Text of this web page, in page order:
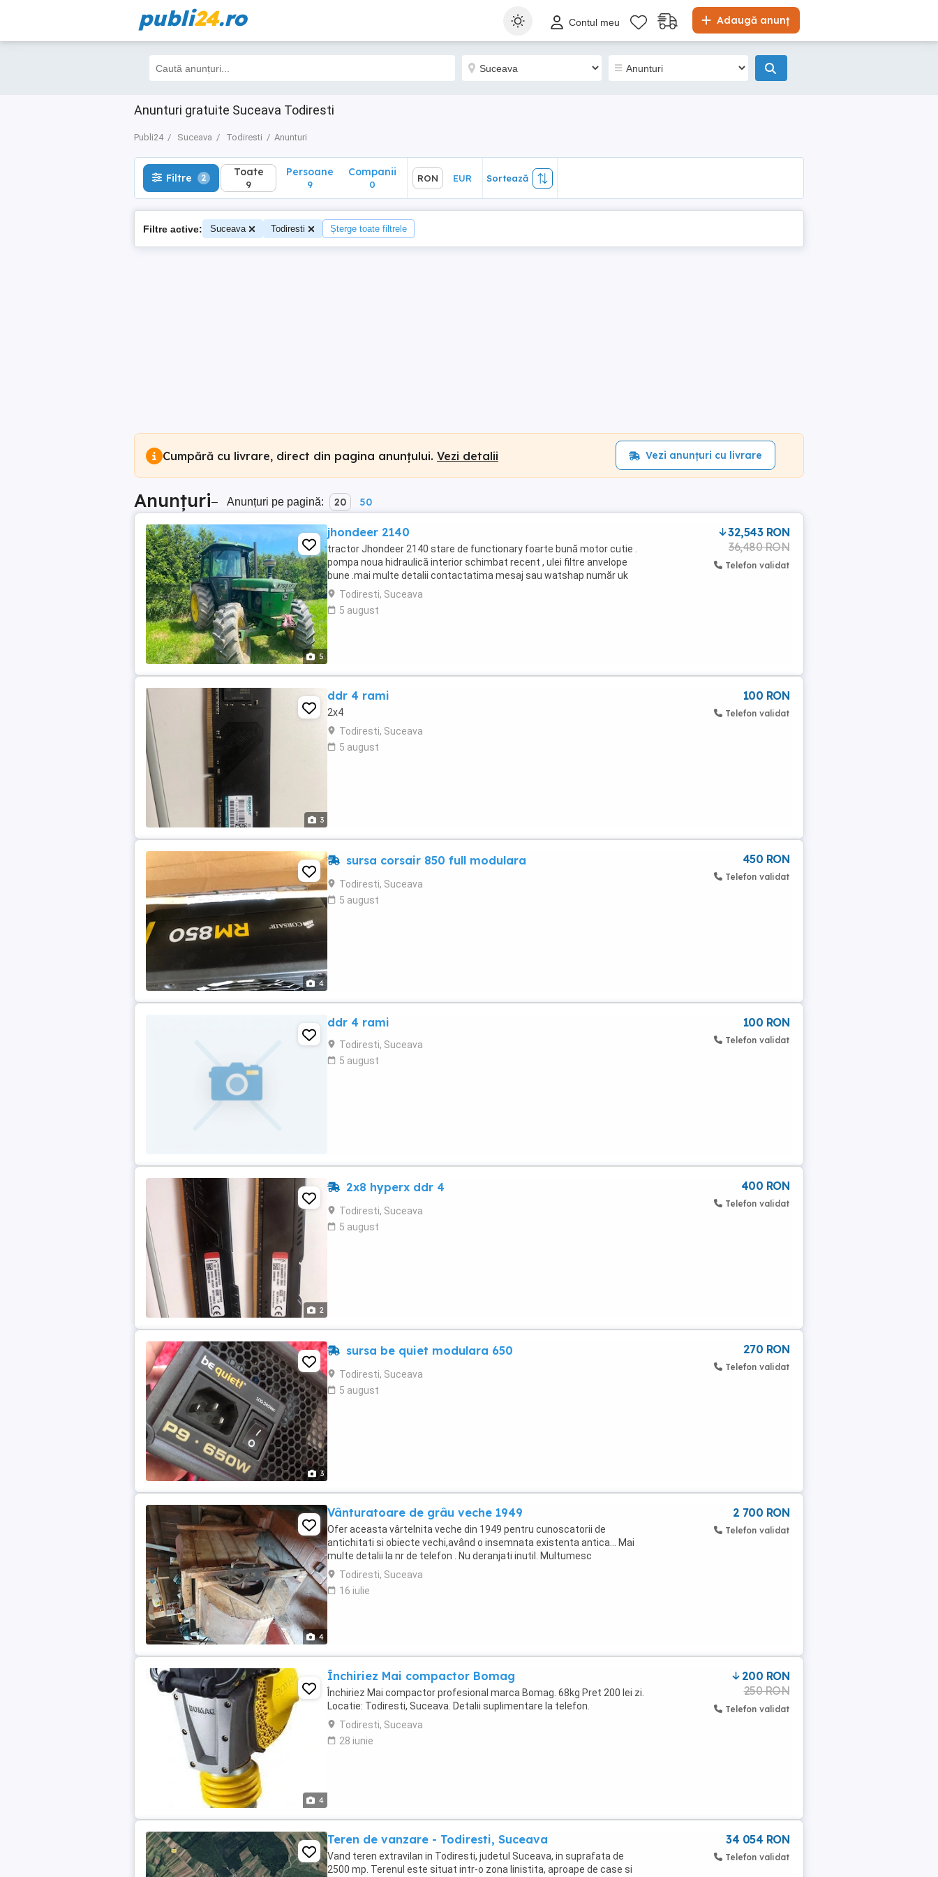
publi24.ro Adaugă anunț
Contul meu
Anunturi gratuite Suceava Todiresti
Publi24 Suceava Todiresti Anunturi
Filtre 2 Toate
9
Sortează
Filtre 2 Toate
9
Persoane
9
Companii
0
RON EUR Sortează
Filtre active: Suceava Todiresti Șterge toate filtrele
Cumpără cu livrare, direct din pagina anunțului. Vezi detalii Vezi anunțuri cu livrare
Anunțuri– Anunțuri pe pagină: 20 50
5
jhondeer 2140
tractor Jhondeer 2140 stare de functionary foarte bună motor cutie .
pompa noua hidraulică interior schimbat recent , ulei filtre anvelope
bune .mai multe detalii contactatima mesaj sau watshap număr uk
Todiresti, Suceava
5 august
32,543 RON
36,480 RON
Telefon validat
3
ddr 4 rami
2x4
Todiresti, Suceava
5 august
100 RON
Telefon validat
4
sursa corsair 850 full modulara
Todiresti, Suceava
5 august
450 RON
Telefon validat
ddr 4 rami
Todiresti, Suceava
5 august
100 RON
Telefon validat
2
2x8 hyperx ddr 4
Todiresti, Suceava
5 august
400 RON
Telefon validat
3
sursa be quiet modulara 650
Todiresti, Suceava
5 august
270 RON
Telefon validat
4
Vânturatoare de grâu veche 1949
Ofer aceasta vârtelnita veche din 1949 pentru cunoscatorii de
antichitati si obiecte vechi,având o insemnata existenta antica... Mai
multe detalii la nr de telefon . Nu deranjati inutil. Multumesc
Todiresti, Suceava
16 iulie
2 700 RON
Telefon validat
4
Închiriez Mai compactor Bomag
Închiriez Mai compactor profesional marca Bomag. 68kg Pret 200 lei zi.
Locatie: Todiresti, Suceava. Detalii suplimentare la telefon.
Todiresti, Suceava
28 iunie
200 RON
250 RON
Telefon validat
Teren de vanzare - Todiresti, Suceava
Vand teren extravilan in Todiresti, judetul Suceava, in suprafata de
2500 mp. Terenul este situat intr-o zona linistita, aproape de case si
34 054 RON
Telefon validat